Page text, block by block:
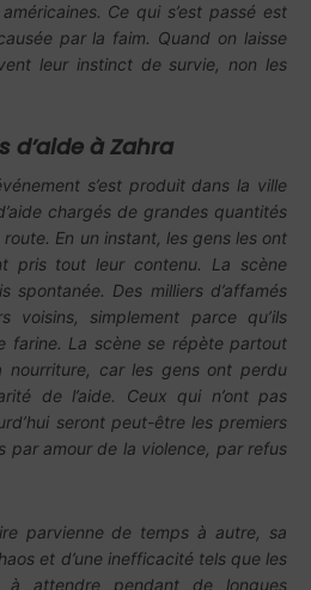
Ce qui s’est passé est
par la faim. Quand on laisse
leur instinct de survie, non les
d’aide à Zahra
s’est produit dans la ville
chargés de grandes quantités
En un instant, les gens les ont
pris tout leur contenu. La scène
spontanée. Des milliers d’affamés
voisins, simplement parce qu’ils
farine. La scène se répète partout
nourriture, car les gens ont perdu
de l’aide. Ceux qui n’ont pas
seront peut-être les premiers
par amour de la violence, par refus
parvienne de temps à autre, sa
et d’une inefficacité tels que les
à attendre pendant de longues